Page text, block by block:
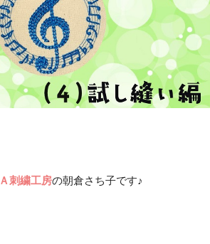
Ａ刺繍工房の朝倉さち子です♪